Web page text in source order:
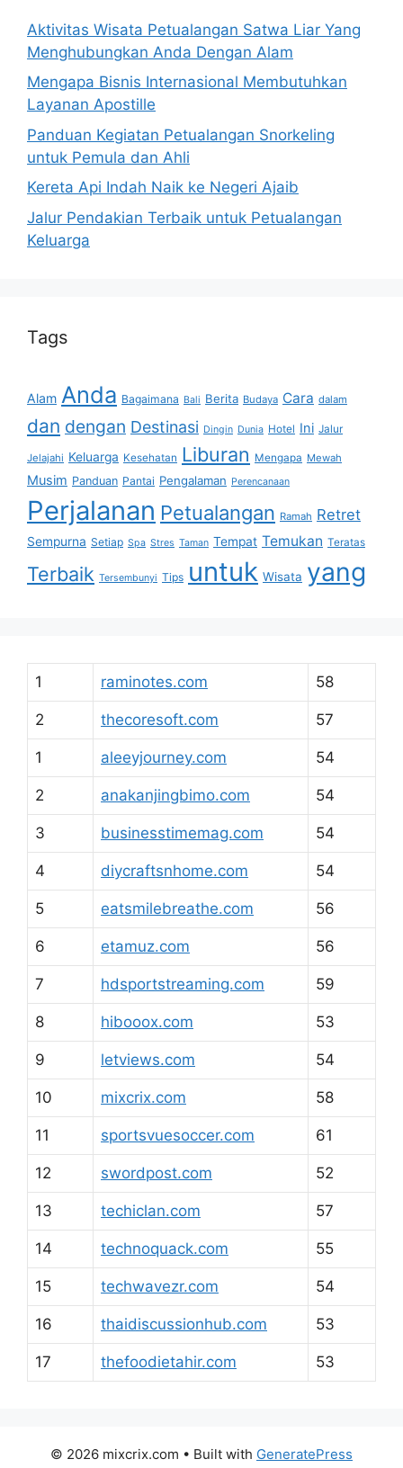
Aktivitas Wisata Petualangan Satwa Liar Yang
Menghubungkan Anda Dengan Alam
Mengapa Bisnis Internasional Membutuhkan
Layanan Apostille
Panduan Kegiatan Petualangan Snorkeling
untuk Pemula dan Ahli
Kereta Api Indah Naik ke Negeri Ajaib
Jalur Pendakian Terbaik untuk Petualangan
Keluarga
Tags
Alam Anda Bagaimana Bali Berita Budaya Cara dalam
dan dengan Destinasi Dingin Dunia Hotel Ini Jalur
Jelajahi Keluarga Kesehatan Liburan Mengapa Mewah
Musim Panduan Pantai Pengalaman Perencanaan
Perjalanan Petualangan Ramah Retret
Sempurna Setiap Spa Stres Taman Tempat Temukan Teratas
Terbaik Tersembunyi Tips untuk Wisata yang
1 raminotes.com 58
2 thecoresoft.com 57
1 aleeyjourney.com 54
2 anakanjingbimo.com 54
3 businesstimemag.com 54
4 diycraftsnhome.com 54
5 eatsmilebreathe.com 56
6 etamuz.com 56
7 hdsportstreaming.com 59
8 hibooox.com 53
9 letviews.com 54
10 mixcrix.com 58
11 sportsvuesoccer.com 61
12 swordpost.com 52
13 techiclan.com 57
14 technoquack.com 55
15 techwavezr.com 54
16 thaidiscussionhub.com 53
17 thefoodietahir.com 53
© 2026 mixcrix.com • Built with GeneratePress